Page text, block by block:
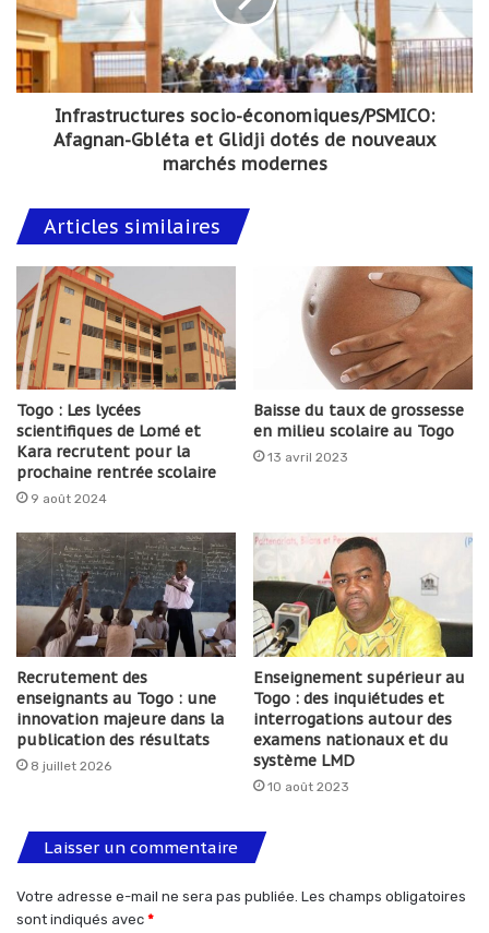
Infrastructures socio-économiques/PSMICO:
Afagnan-Gbléta et Glidji dotés de nouveaux
marchés modernes
Articles similaires
Togo : Les lycées
scientifiques de Lomé et
Kara recrutent pour la
prochaine rentrée scolaire
9 août 2024
Baisse du taux de grossesse
en milieu scolaire au Togo
13 avril 2023
Recrutement des
enseignants au Togo : une
innovation majeure dans la
publication des résultats
8 juillet 2026
Enseignement supérieur au
Togo : des inquiétudes et
interrogations autour des
examens nationaux et du
système LMD
10 août 2023
Laisser un commentaire
Votre adresse e-mail ne sera pas publiée. Les champs obligatoires
sont indiqués avec *